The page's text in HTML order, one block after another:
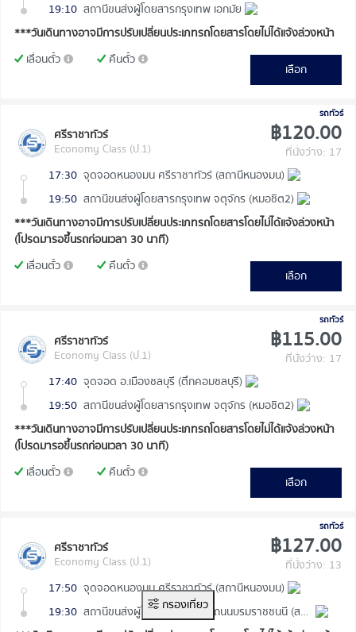
19:10 สถานีขนส่งผู้โดยสารกรุงเทพ เอกมัย
***วันเดินทางอาจมีการปรับเปลี่ยนประเภทรถโดยสารโดยไม่ได้แจ้งล่วงหน้า
เลื่อนตั๋ว
คืนตั๋ว
เลือก
รถทัวร์
ศรีราชาทัวร์
Economy Class (ป.1)
฿120.00
ที่นั่งว่าง: 17
17:30 จุดจอดหนองมน ศรีราชาทัวร์ (สถานีหนองมน)
19:50 สถานีขนส่งผู้โดยสารกรุงเทพ จตุจักร (หมอชิต2)
***วันเดินทางอาจมีการปรับเปลี่ยนประเภทรถโดยสารโดยไม่ได้แจ้งล่วงหน้า
(โปรดมารอขึ้นรถก่อนเวลา 30 นาที)
เลื่อนตั๋ว
คืนตั๋ว
เลือก
รถทัวร์
ศรีราชาทัวร์
Economy Class (ป.1)
฿115.00
ที่นั่งว่าง: 17
17:40 จุดจอด อ.เมืองชลบุรี (ตึกคอมชลบุรี)
19:50 สถานีขนส่งผู้โดยสารกรุงเทพ จตุจักร (หมอชิต2)
***วันเดินทางอาจมีการปรับเปลี่ยนประเภทรถโดยสารโดยไม่ได้แจ้งล่วงหน้า
(โปรดมารอขึ้นรถก่อนเวลา 30 นาที)
เลื่อนตั๋ว
คืนตั๋ว
เลือก
รถทัวร์
ศรีราชาทัวร์
Economy Class (ป.1)
฿127.00
ที่นั่งว่าง: 13
17:50 จุดจอดหนองมน ศรีราชาทัวร์ (สถานีหนองมน)
19:30
สถานีขนส่งผู้โดยสารกรุงเทพ ถนนบรมราชชนนี (สายใต้ใหม่)
กรองเที่ยว